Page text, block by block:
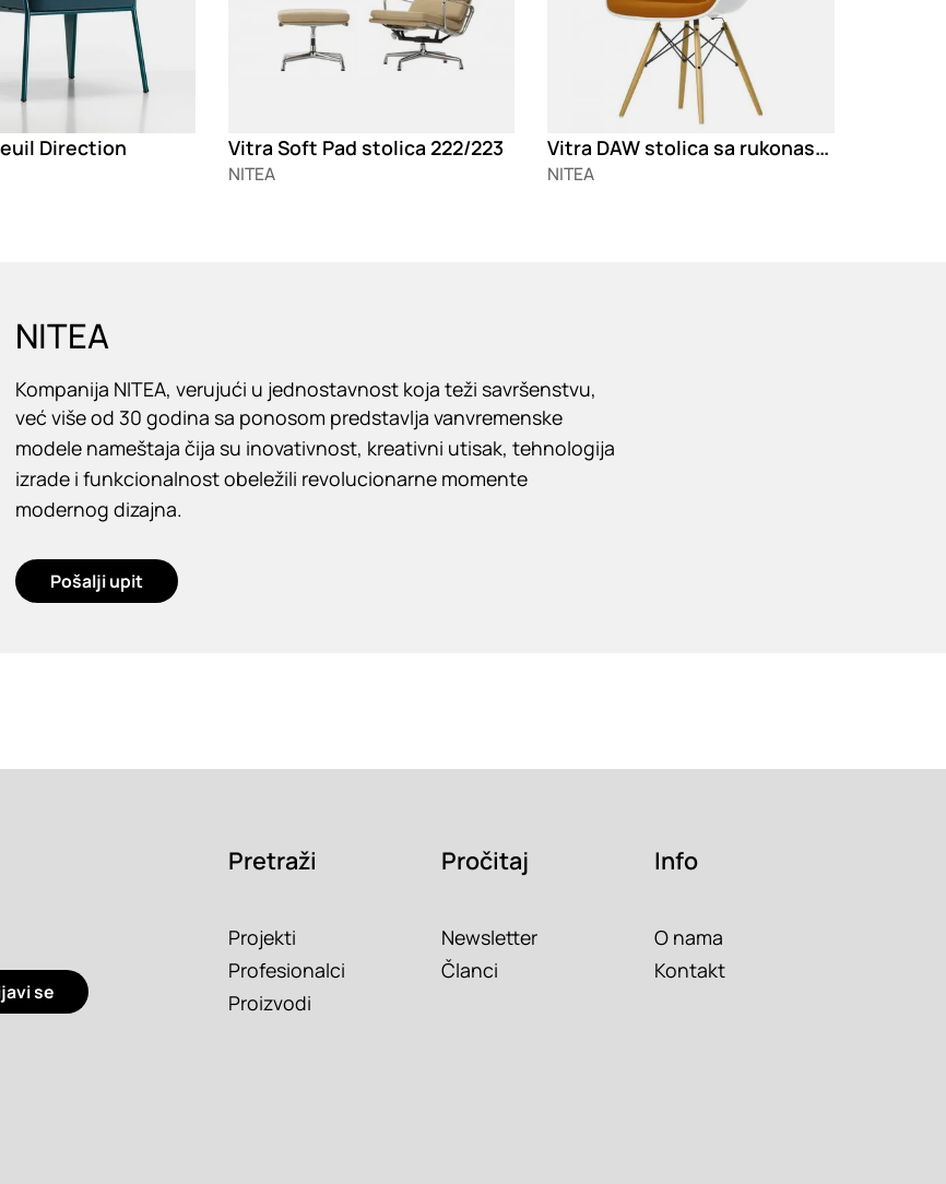
Direction Vitra Soft Pad stolica 222/223
NITEA
Vitra DAW stolica sa rukonaslonima
NITEA
NITEA
Kompanija NITEA, verujući u jednostavnost koja teži savršenstvu,
već više od 30 godina sa ponosom predstavlja vanvremenske
modele nameštaja čija su inovativnost, kreativni utisak, tehnologija
izrade i funkcionalnost obeležili revolucionarne momente
modernog dizajna.
Pošalji upit
se
Pretraži
Projekti
Profesionalci
Proizvodi
Pročitaj
Newsletter
Članci
Info
O nama
Kontakt